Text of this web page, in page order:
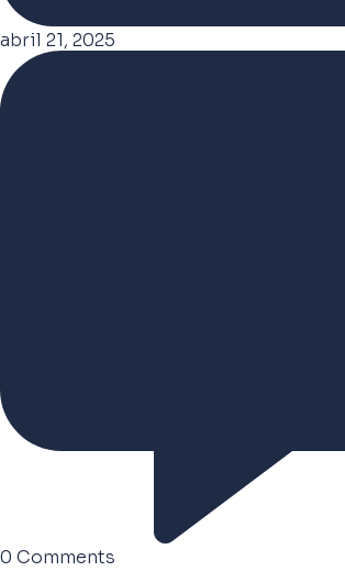
abril 21, 2025
0 Comments